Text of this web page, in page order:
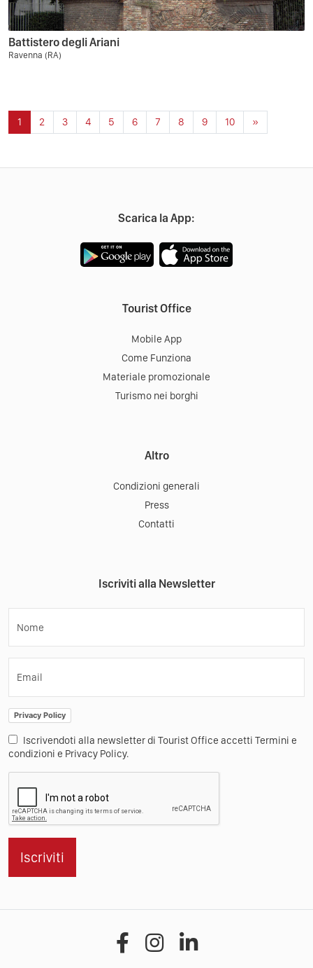
Battistero degli Ariani
Ravenna (RA)
1 2 3 4 5 6 7 8 9 10 »
Scarica la App:
Tourist Office
Mobile App
Come Funziona
Materiale promozionale
Turismo nei borghi
Altro
Condizioni generali
Press
Contatti
Iscriviti alla Newsletter
Nome
Email
Privacy Policy
Iscrivendoti alla newsletter di Tourist Office accetti Termini e
condizioni e Privacy Policy.
Iscriviti